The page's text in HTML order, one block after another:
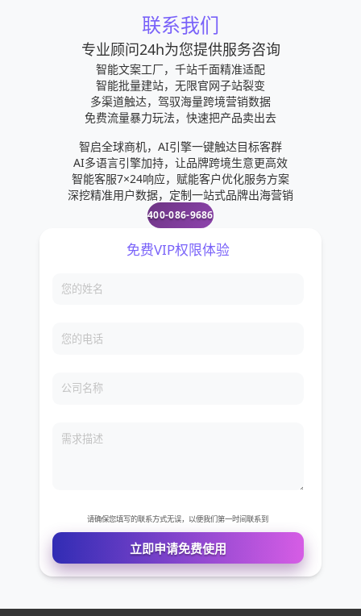
联系我们
专业顾问24h为您提供服务咨询
智能文案工厂，千站千面精准适配
智能批量建站，无限官网子站裂变
多渠道触达，驾驭海量跨境营销数据
免费流量暴力玩法，快速把产品卖出去
智启全球商机，AI引擎一键触达目标客群
AI多语言引擎加持，让品牌跨境生意更高效
智能客服7×24响应，赋能客户优化服务方案
深挖精准用户数据，定制一站式品牌出海营销
400-086-9686
您的姓名
您的电话